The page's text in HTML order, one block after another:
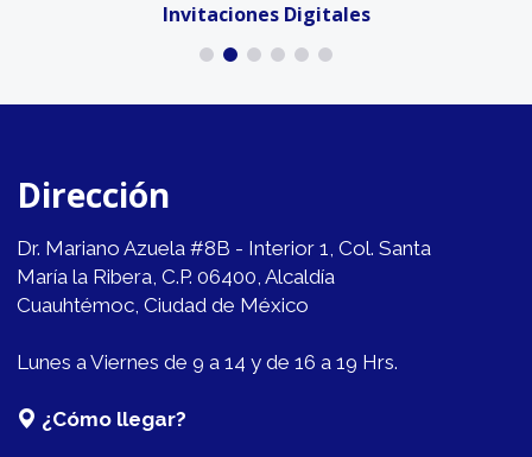
Invitaciones Digitales
Dirección
Dr. Mariano Azuela #8B - Interior 1, Col. Santa
María la Ribera, C.P. 06400, Alcaldía
Cuauhtémoc, Ciudad de México
Lunes a Viernes de 9 a 14 y de 16 a 19 Hrs.
¿Cómo llegar?